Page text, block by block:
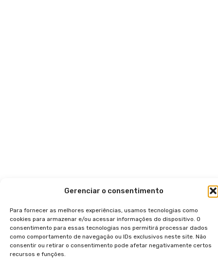
Gerenciar o consentimento
Para fornecer as melhores experiências, usamos tecnologias como
cookies para armazenar e/ou acessar informações do dispositivo. O
consentimento para essas tecnologias nos permitirá processar dados
como comportamento de navegação ou IDs exclusivos neste site. Não
consentir ou retirar o consentimento pode afetar negativamente certos
recursos e funções.